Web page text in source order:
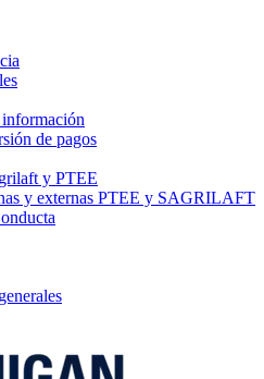
de pagos
y PTEE
y externas PTEE y SAGRILAFT